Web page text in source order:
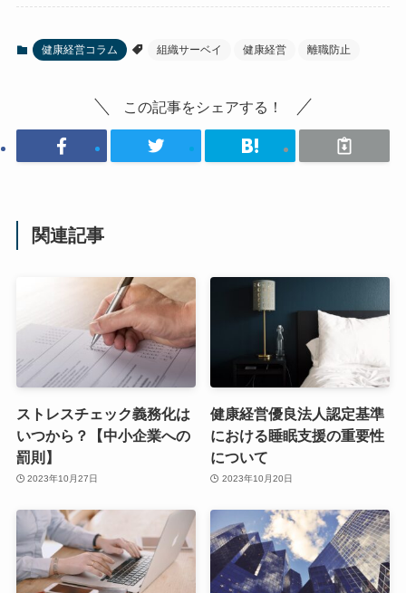
健康経営コラム 組織サーベイ 健康経営 離職防止
この記事をシェアする！
関連記事
ストレスチェック義務化は
いつから？【中小企業への
罰則】
2023年10月27日
健康経営優良法人認定基準
における睡眠支援の重要性
について
2023年10月20日